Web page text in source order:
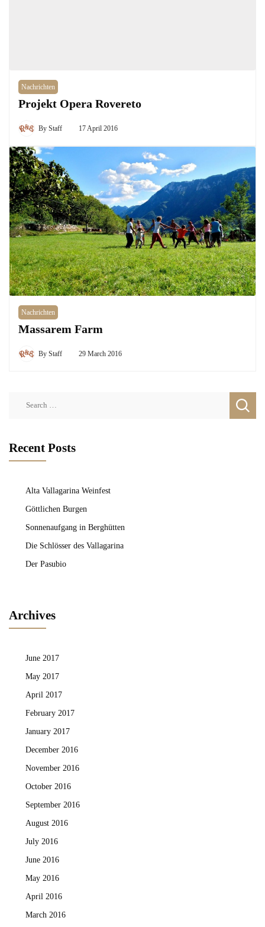
Nachrichten
Projekt Opera Rovereto
By Staff 17 April 2016
Nachrichten
Massarem Farm
By Staff 29 March 2016
Recent Posts
Alta Vallagarina Weinfest
Göttlichen Burgen
Sonnenaufgang in Berghütten
Die Schlösser des Vallagarina
Der Pasubio
Archives
June 2017
May 2017
April 2017
February 2017
January 2017
December 2016
November 2016
October 2016
September 2016
August 2016
July 2016
June 2016
May 2016
April 2016
March 2016